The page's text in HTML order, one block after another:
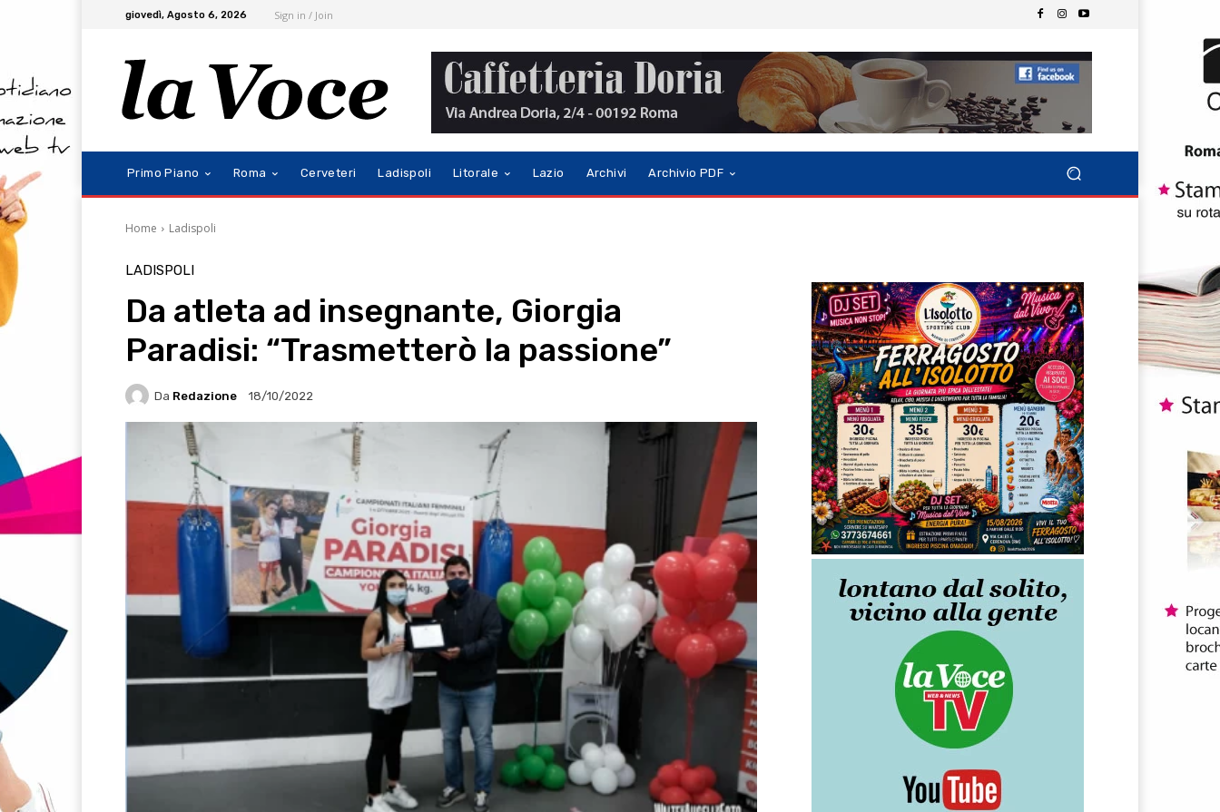
giovedì, Agosto 6, 2026 Sign in / Join
Primo Piano Roma Cerveteri Ladispoli Litorale Lazio Archivi Archivio PDF
Home Ladispoli
LADISPOLI
Da atleta ad insegnante, Giorgia
Paradisi: “Trasmetterò la passione”
Da Redazione 18/10/2022